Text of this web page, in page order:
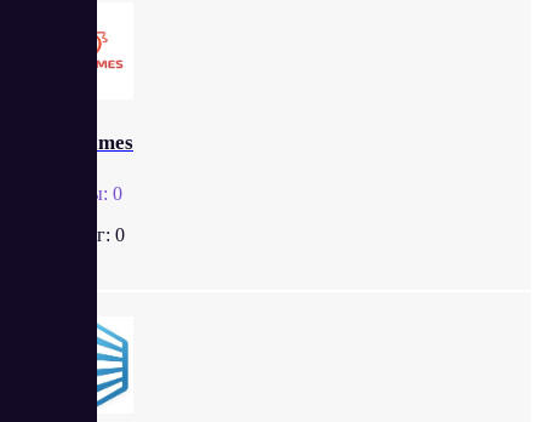
Webnames
Отзывы: 0
Рейтинг: 0